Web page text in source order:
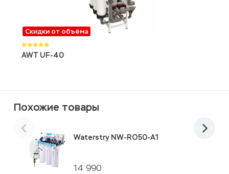
Скидки от объёма
AWT UF-40
Похожие товары
14 990
Waterstry NW-RO50-A1